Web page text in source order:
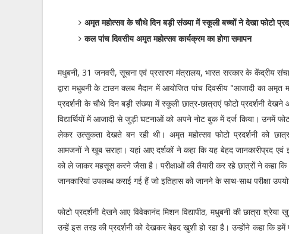
अमृत महोत्सव के चौथे दिन बड़ी संख्या में स्कूली बच्चों ने देखा फोटो
कल पांच दिवसीय अमृत महोत्सव कार्यक्रम का होगा समापन
मधुबनी, 31 जनवरी, सूचना एवं प्रसारण मंत्रालय, भारत सरकार के केंद्रीय
द्वारा मधुबनी के टाउन क्लब मैदान में आयोजित पांच दिवसीय "आजादी का अमृत
प्रदर्शनी के चौथे दिन बड़ी संख्या में स्कूली छात्र-छात्राएं फोटो प्रदर्शनी
विद्यार्थियों में आजादी से जुड़ी घटनाओं को अपने नोट बुक में दर्ज किया। उनमें
लेकर उत्सुकता देखते बन रही थी। अमृत महोत्सव फोटो प्रदर्शनी को
आमजनों ने खूब सराहा। यहां आए दर्शकों ने कहा कि यह बेहद जानकारीप्रद एवं
को ले जाकर महसूस करने जैसा है। परीक्षाओं की तैयारी कर रहे छात्रों ने कहा
जानकारियां उपलब्ध कराई गई हैं जो इतिहास को जानने के साथ-साथ परीक्षा
फोटो प्रदर्शनी देखने आए विवेकानंद मिशन विद्यापीठ, मधुबनी की छात्रा श्रेया
उन्हें इस तरह की प्रदर्शनी को देखकर बेहद खुशी हो रहा है। उन्होंने कहा कि हमें